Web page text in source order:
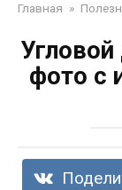
Главная »
Угловой
фото с